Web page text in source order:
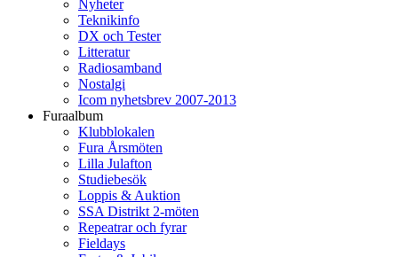
Nyheter
Teknikinfo
DX och Tester
Litteratur
Radiosamband
Nostalgi
Icom nyhetsbrev 2007-2013
Furaalbum
Klubblokalen
Fura Årsmöten
Lilla Julafton
Studiebesök
Loppis & Auktion
SSA Distrikt 2-möten
Repeatrar och fyrar
Fieldays